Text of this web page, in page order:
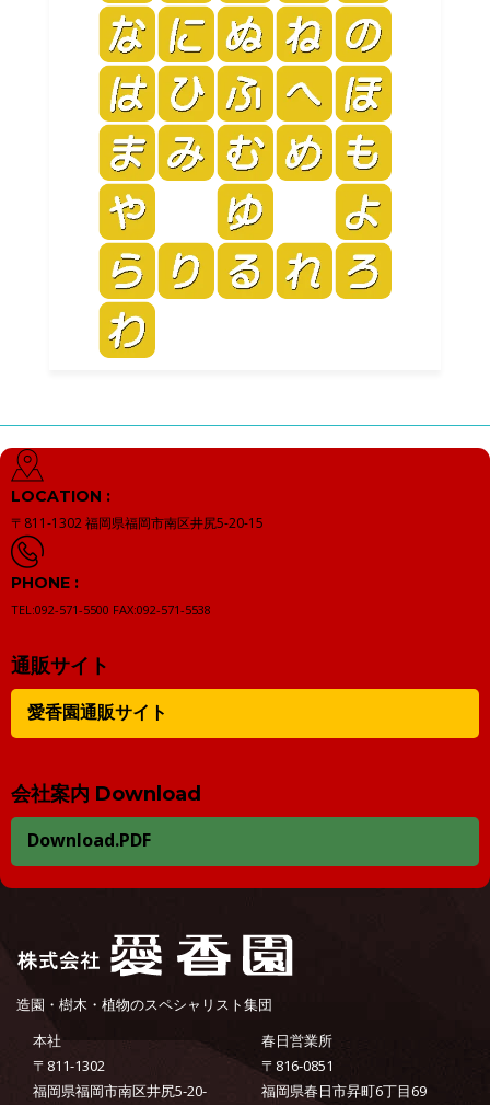
LOCATION :
〒811-1302福岡県福岡市南区井尻5-20-15
PHONE :
TEL:092-571-5500 FAX:092-571-5538
通販サイト
愛香園通販サイト
会社案内 Download
Download.PDF
造園・樹木・植物のスペシャリスト集団
本社
〒811-1302
福岡県福岡市南区井尻5-20-
春日営業所
〒816-0851
福岡県春日市昇町6丁目69